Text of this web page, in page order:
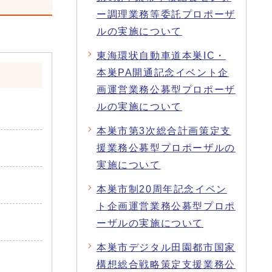
ー調理業務等委託プロポーザ
ルの実施について
東海環状自動車道本巣IC・
本巣PA開通記念イベント企
画運営業務公募型プロポーザ
ルの実施について
本巣市第3次総合計画策定支
援業務公募型プロポーザルの
実施について
本巣市制20周年記念イベン
ト企画運営業務公募型プロポ
ーザルの実施について
本巣市デジタル田園都市国家
構想総合戦略策定支援業務公